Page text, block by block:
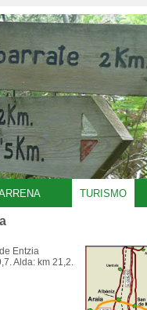
TURISMO
Entzia
Alda: km 21,2.